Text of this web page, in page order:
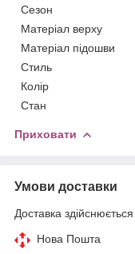
Сезон
Матеріал верху
Матеріал підошви
Стиль
Колір
Стан
Приховати
Умови доставки
Доставка
Нова Пошта